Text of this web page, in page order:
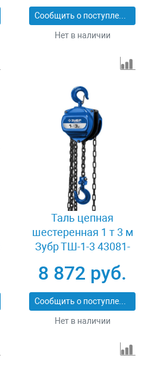
Сообщить о поступлении
Нет в наличии
Таль цепная
шестеренная 1 т 3 м
Зубр ТШ-1-3 43081-
8 872 руб.
Сообщить о поступлении
Нет в наличии